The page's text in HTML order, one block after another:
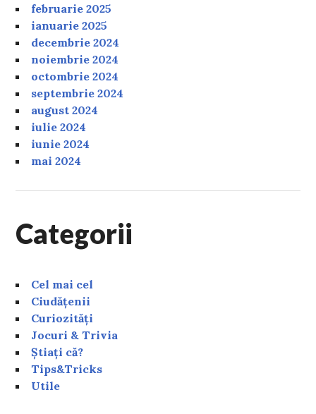
februarie 2025
ianuarie 2025
decembrie 2024
noiembrie 2024
octombrie 2024
septembrie 2024
august 2024
iulie 2024
iunie 2024
mai 2024
Categorii
Cel mai cel
Ciudățenii
Curiozități
Jocuri & Trivia
Știați că?
Tips&Tricks
Utile